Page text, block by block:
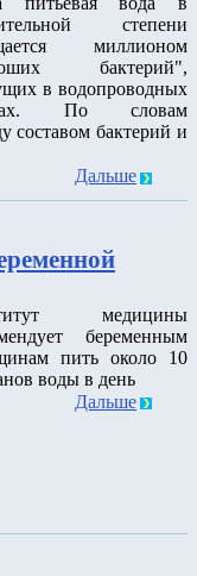
степени
миллионом
бактерий",
в водопроводных
По словам
составом бактерий и
Дальше
медицины
беременным
пить около 10
воды в день
Дальше